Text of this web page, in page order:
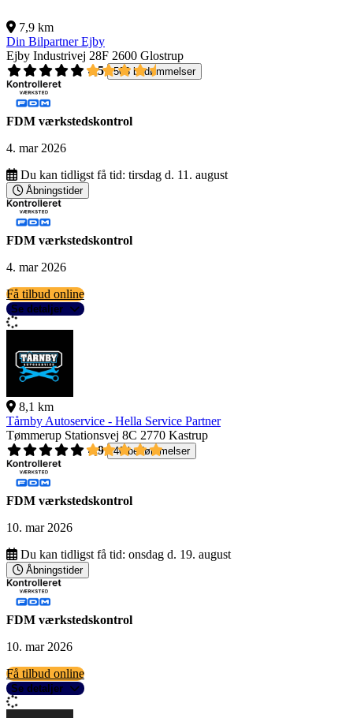
7,9 km
Din Bilpartner Ejby
Ejby Industrivej 28F 2600 Glostrup
4,5
503 bedømmelser
FDM værkstedskontrol
4. mar 2026
Du kan tidligst få tid: tirsdag d. 11. august
Åbningstider
FDM værkstedskontrol
4. mar 2026
Få tilbud online
Se detaljer
8,1 km
Tårnby Autoservice - Hella Service Partner
Tømmerup Stationsvej 8C 2770 Kastrup
4,9
40 bedømmelser
FDM værkstedskontrol
10. mar 2026
Du kan tidligst få tid: onsdag d. 19. august
Åbningstider
FDM værkstedskontrol
10. mar 2026
Få tilbud online
Se detaljer